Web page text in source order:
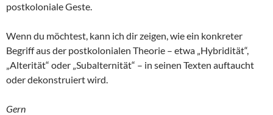
postkoloniale Geste.
Wenn du möchtest, kann ich dir zeigen, wie ein konkreter
Begriff aus der postkolonialen Theorie – etwa „Hybridität“,
„Alterität“ oder „Subalternität“ – in seinen Texten auftaucht
oder dekonstruiert wird.
Gern